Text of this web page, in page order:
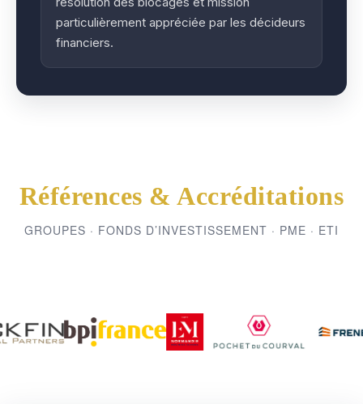
particulièrement appréciée par les décideurs
financiers.
Références & Accréditations
GROUPES · FONDS D’INVESTISSEMENT · PME · ETI